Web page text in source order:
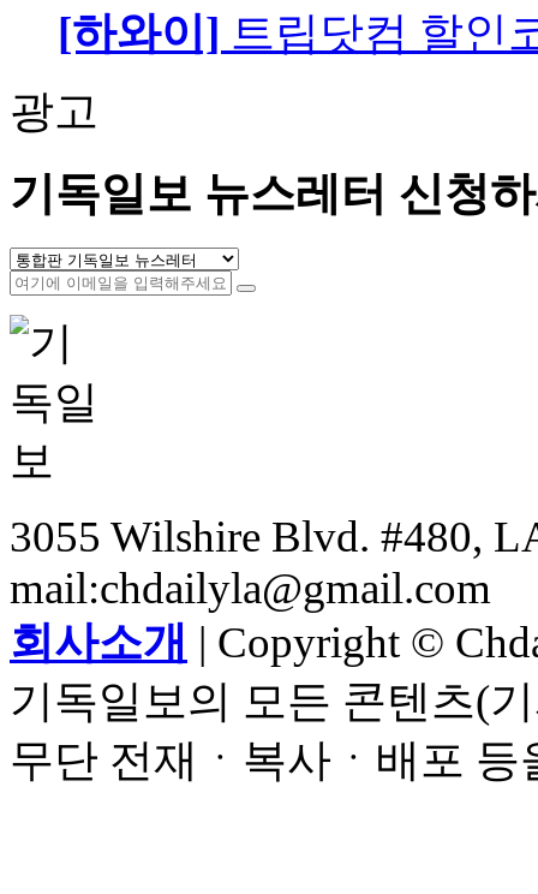
[하와이] 트립닷컴 할인
광고
기독일보 뉴스레터 신청
3055 Wilshire Blvd. #480,
mail:chdailyla@gmail.com
회사소개 | Copyright ©
기독일보의 모든 콘텐츠(
무단 전재ㆍ복사ㆍ배포 등